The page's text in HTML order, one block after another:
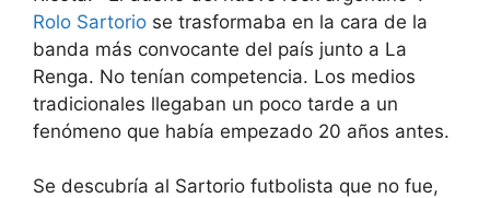
Rolo Sartorio se trasformaba en la cara de la
banda más convocante del país junto a La
Renga. No tenían competencia. Los medios
tradicionales llegaban un poco tarde a un
fenómeno que había empezado 20 años antes.
Se descubría al Sartorio futbolista que no fue,